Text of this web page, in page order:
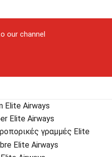
our channel
Airways
Elite Airways
γραμμές Elite
Elite Airways